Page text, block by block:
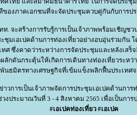
ทีของภาคเอกชนที่จะจัดประชุมควบคู่กันกับการ
ท. จะสร้างการรับรู้การเป็นเจ้าภาพพร้อมเชิญช
มเอเปคด้านการท่องเที่ยวอย่างอบอุ่นร่วมกัน
ศ ซึ่งคาดว่าระหว่างการจัดประชุมและหลังเสร็
ผลักดันกระตุ้นให้เกิดการเดินทางท่องเที่ยวระห
พันธมิตรทางเศรษฐกิจที่เข้มแข็งพลิกฟื้นประเทศ
วการเป็นเจ้าภาพจัดการประชุมเอเปคด้านการท่
วงประมาณวันที่ 3 - 4 สิงหาคม 2565 เพื่อเป็นกา
#เอเปคท่องเที่ยว #เอเปค